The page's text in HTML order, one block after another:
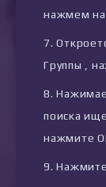
нажмем на
Группы ,
поиска
нажмите